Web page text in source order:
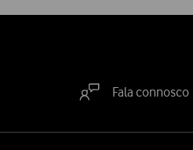
Fala connosco